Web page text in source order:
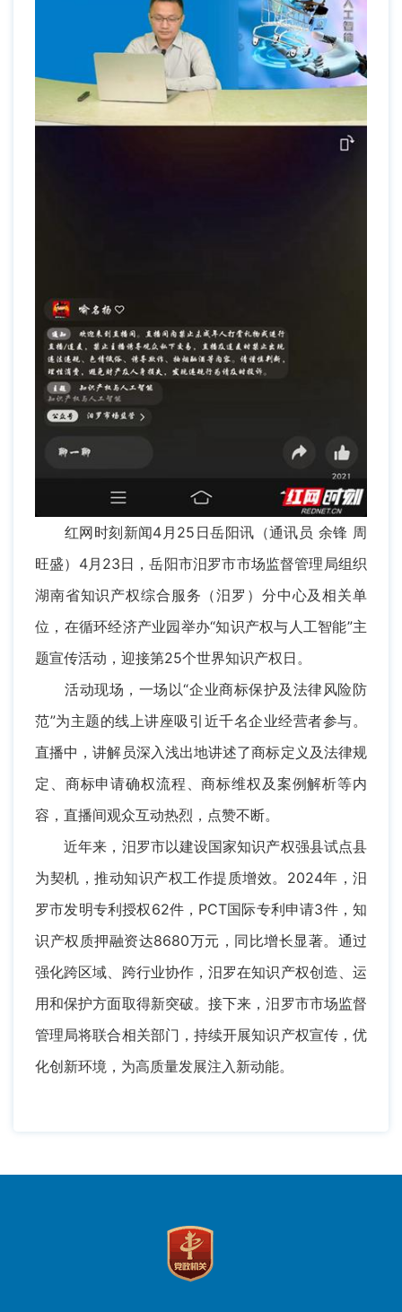
红网时刻新闻4月25日岳阳讯（通讯员 余锋 周
旺盛）4月23日，岳阳市汨罗市市场监督管理局组织
湖南省知识产权综合服务（汨罗）分中心及相关单
位，在循环经济产业园举办“知识产权与人工智能”主
题宣传活动，迎接第25个世界知识产权日。
活动现场，一场以“企业商标保护及法律风险防
范”为主题的线上讲座吸引近千名企业经营者参与。
直播中，讲解员深入浅出地讲述了商标定义及法律规
定、商标申请确权流程、商标维权及案例解析等内
容，直播间观众互动热烈，点赞不断。
近年来，汨罗市以建设国家知识产权强县试点县
为契机，推动知识产权工作提质增效。2024年，汨
罗市发明专利授权62件，PCT国际专利申请3件，知
识产权质押融资达8680万元，同比增长显著。通过
强化跨区域、跨行业协作，汨罗在知识产权创造、运
用和保护方面取得新突破。接下来，汨罗市市场监督
管理局将联合相关部门，持续开展知识产权宣传，优
化创新环境，为高质量发展注入新动能。